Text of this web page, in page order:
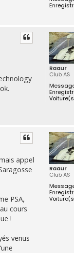
Raaur
Club AS
Raaur
Club AS
appel
PSA,
cours
!
venus